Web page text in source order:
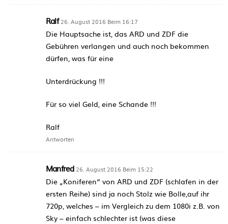
Ralf 26. August 2016 Beim 16:17
Die Hauptsache ist, das ARD und ZDF die
Gebühren verlangen und auch noch bekommen
dürfen, was für eine
Unterdrückung !!!
Für so viel Geld, eine Schande !!!
Ralf
Antworten
Manfred 26. August 2016 Beim 15:22
Die „Koniferen“ von ARD und ZDF (schlafen in der
ersten Reihe) sind ja noch Stolz wie Bolle,auf ihr
720p, welches – im Vergleich zu dem 1080i z.B. von
Sky – einfach schlechter ist (was diese